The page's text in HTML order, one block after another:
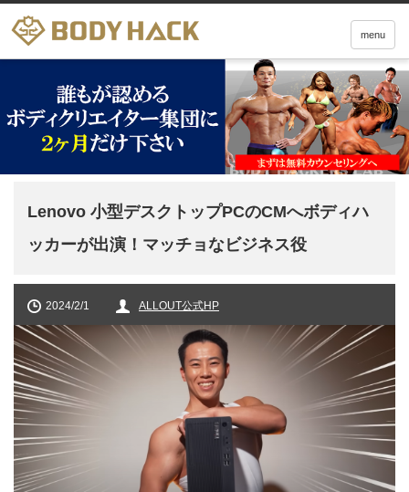
menu
Lenovo 小型デスクトップPCのCMへボディハ
ッカーが出演！マッチョなビジネス役
2024/2/1 ALLOUT公式HP